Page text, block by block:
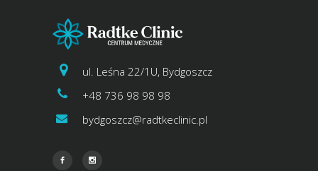
ul. Leśna 22/1U, Bydgoszcz
+48 736 98 98 98
bydgoszcz@radtkeclinic.pl